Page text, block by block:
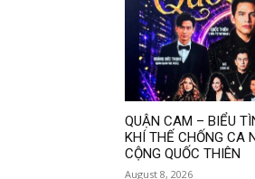
QUẬN CAM – BIỂU
KHÍ THẾ CHỐNG CA
CỘNG QUỐC THIÊN
August 8, 2026